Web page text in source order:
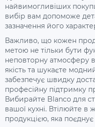
найвимогливіших
вибір вам допоможе
зазначення його
Важливо, що кожен
метою не тільки бути
неповторну атмосферу в
якість та шукаєте
забезпечує швидку
професійну підтримку
Вибирайте Blanco для
вашої кухні. Втілюйте в
продукцією, яка поєднує